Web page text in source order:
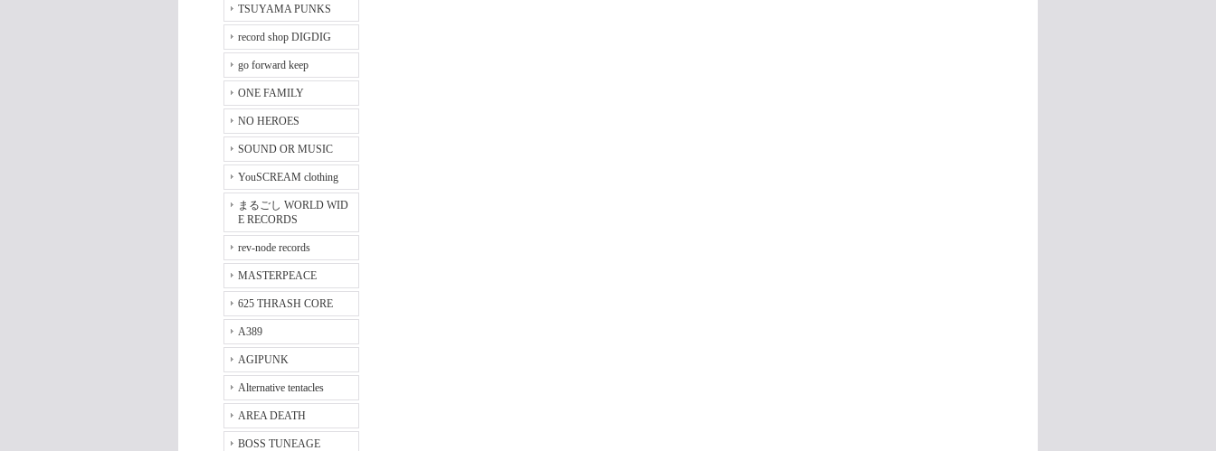
TSUYAMA PUNKS
record shop DIGDIG
go forward keep
ONE FAMILY
NO HEROES
SOUND OR MUSIC
YouSCREAM clothing
まるごし WORLD WID
E RECORDS
rev-node records
MASTERPEACE
625 THRASH CORE
A389
AGIPUNK
Alternative tentacles
AREA DEATH
BOSS TUNEAGE